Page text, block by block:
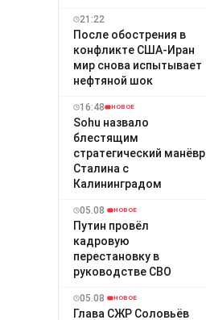
21:22
После обострения в
конфликте США-Иран
мир снова испытывает
нефтяной шок
16:48 НОВОЕ
Sohu назвало
блестящим
стратегический манёвр
Сталина с
Калининградом
05.08 НОВОЕ
Путин провёл
кадровую
перестановку в
руководстве СВО
05.08 НОВОЕ
Глава СЖР Соловьёв